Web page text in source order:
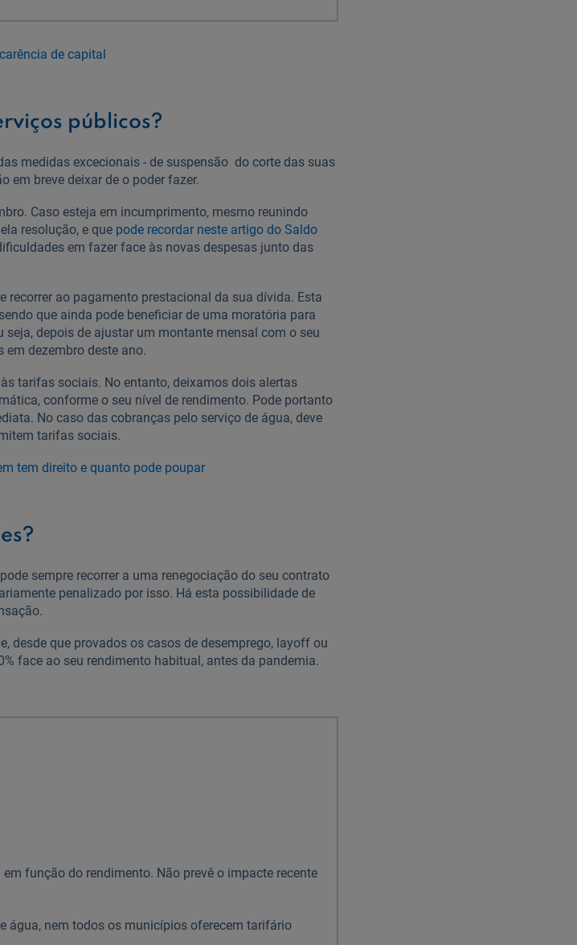
de capital
públicos?
medidas excecionais - de suspensão do corte das suas
em breve deixar de o poder fazer.
Caso esteja em incumprimento, mesmo reunindo
resolução, e que pode recordar neste artigo do Saldo
em fazer face às novas despesas junto das
recorrer ao pagamento prestacional da sua dívida. Esta
que ainda pode beneficiar de uma moratória para
depois de ajustar um montante mensal com o seu
em dezembro deste ano.
tarifas sociais. No entanto, deixamos dois alertas
conforme o seu nível de rendimento. Pode portanto
No caso das cobranças pelo serviço de água, deve
tarifas sociais.
tem direito e quanto pode poupar
sempre recorrer a uma renegociação do seu contrato
penalizado por isso. Há esta possibilidade de
desde que provados os casos de desemprego, layoff ou
face ao seu rendimento habitual, antes da pandemia.
função do rendimento. Não prevê o impacte recente
água, nem todos os municípios oferecem tarifário